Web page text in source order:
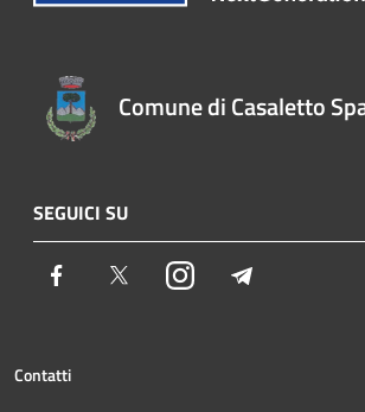
Comune di Casaletto
SEGUICI SU
Facebook TwitterInstagram
Contatti